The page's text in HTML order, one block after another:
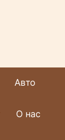
Авто
О нас